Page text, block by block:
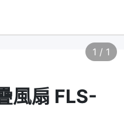
1 / 1
風扇 FLS-